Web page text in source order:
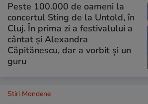
Peste 100.000 de oameni la
concertul Sting de la Untold, în
Cluj. În prima zi a festivalului a
cântat și Alexandra
Căpitănescu, dar a vorbit și un
guru
Stiri Mondene